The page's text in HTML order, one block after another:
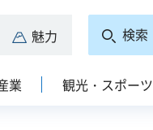
魅力 検索
業 観光・スポーツ